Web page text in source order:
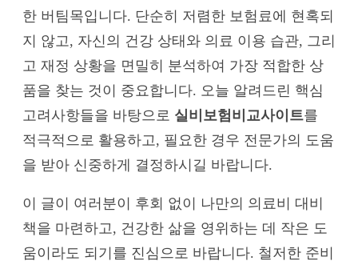
한 버팀목입니다. 단순히 저렴한 보험료에 현혹되
지 않고, 자신의 건강 상태와 의료 이용 습관, 그리
고 재정 상황을 면밀히 분석하여 가장 적합한 상
품을 찾는 것이 중요합니다. 오늘 알려드린 핵심
고려사항들을 바탕으로 실비보험비교사이트를
적극적으로 활용하고, 필요한 경우 전문가의 도움
을 받아 신중하게 결정하시길 바랍니다.
이 글이 여러분이 후회 없이 나만의 의료비 대비
책을 마련하고, 건강한 삶을 영위하는 데 작은 도
움이라도 되기를 진심으로 바랍니다. 철저한 준비